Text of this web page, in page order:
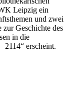
Leipzig ein
und zwei
Geschichte des
in die
2114“ erscheint.